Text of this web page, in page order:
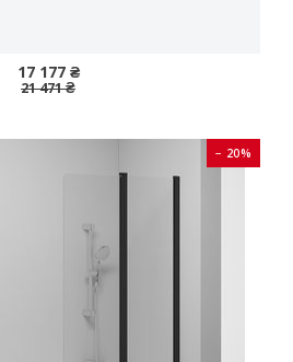
17 177 ₴
21 471 ₴
− 20%